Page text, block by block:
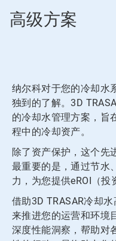
高级方案
纳尔科对于您的冷却水
独到的了解。3D
的冷却水管理方案，旨
程中的冷却资产。
除了资产保护，这个先
最重要的是，通过节水
力，为您提供eROI（投
借助3D TRASAR冷却
来推进您的运营和环境
深度性能洞察，帮助对